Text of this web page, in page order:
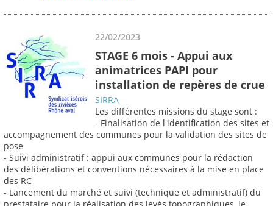
22/02/2023
STAGE 6 mois - Appui aux
animatrices PAPI pour
installation de repères de crue
SIRRA
Les différentes missions du stage sont :
- Finalisation de l'identification des sites et
accompagnement des communes pour la validation des sites de
pose
- Suivi administratif : appui aux communes pour la rédaction
des délibérations et conventions nécessaires à la mise en place
des RC
- Lancement du marché et suivi (technique et administratif) du